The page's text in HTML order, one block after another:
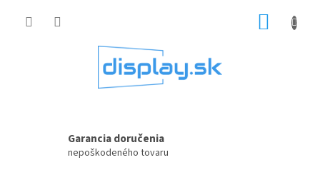
Garancia doručenia
nepoškodeného tovaru